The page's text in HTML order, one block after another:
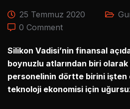
25 Temmuz 2020
0 Comment
Silikon Vadisi’nin finansal
boynuzlu atlarından biri
personelinin dörtte birini işten
teknoloji ekonomisi için